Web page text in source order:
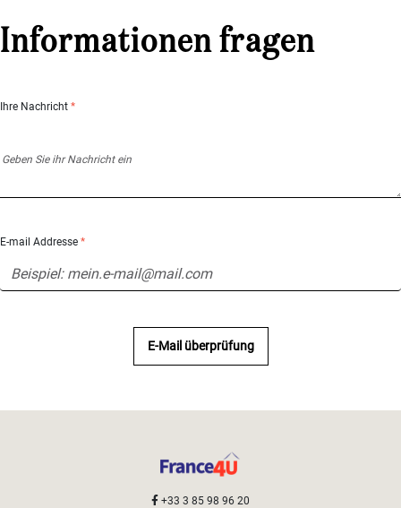
Informationen fragen
Ihre Nachricht *
E-mail Addresse *
E-Mail überprüfung
+33 3 85 98 96 20